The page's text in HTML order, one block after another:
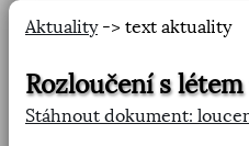
Aktuality-> text aktuality
Rozloučení s
Stáhnout dokument: